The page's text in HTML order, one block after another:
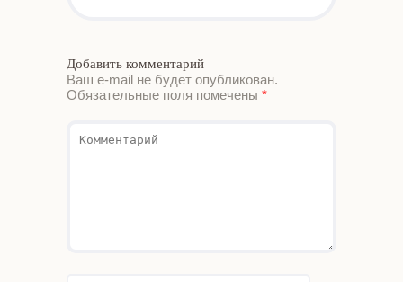
Добавить комментарий
Ваш e-mail не будет опубликован.
Обязательные поля помечены *